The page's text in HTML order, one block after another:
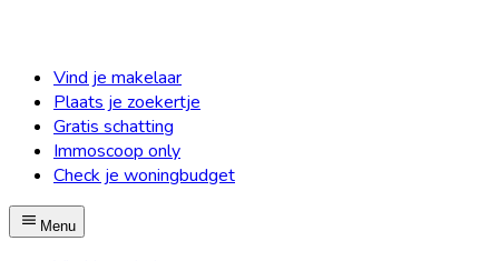
Vind je makelaar
Plaats je zoekertje
Gratis schatting
Immoscoop only
Check je woningbudget
Menu